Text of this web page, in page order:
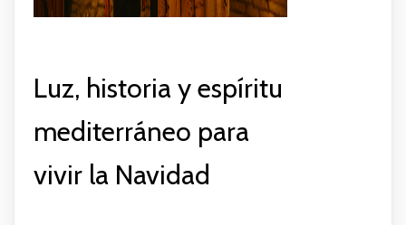
Luz, historia y espíritu
mediterráneo para
vivir la Navidad